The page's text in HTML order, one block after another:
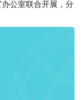
公室联合开展，分